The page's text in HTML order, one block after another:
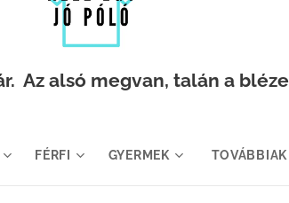
Az alsó megvan, talán a
FÉRFI GYERMEK TOVÁBBIAK